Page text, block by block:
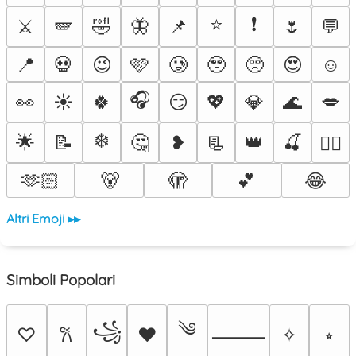
⚔️
🪽 🤣 🦋 📌 ⭐ ❗ 🌷
💬
📍
💀 😉 🩷 🥲 🥹 🥺 😍
☺️
👀
☀️ 🍀 🎧 😏 💖 💎 🌊
💋
🌟
📝 ❄️ 🤔 ❥ 📃 👑 🍒
❤️‍🔥
🫶🏻
🐻 🫣 💕 😂
Altri Emoji ▸▸
Simboli Popolari
♡ 𐙚 ꧁ ♥ ༄ ⸻ ✧ ⭒